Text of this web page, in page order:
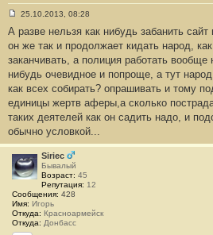
о
о
б
щ
н
и
#
5
9
25.10.2013, 08:28
А разве нельзя как нибудь забанить
он же так и продолжает кидать народ,
заканчивать, а полиция работать вообще
нибудь очевидное и попроще, а тут
как всех собирать? опрашивать и тому
единицы жертв аферы,а сколько
таких деятелей как он садить надо, и
обычно условкой...
Siriec
Бывалый
Возраст: 45
Репутация: 12
Сообщения: 428
Имя: Игорь
Откуда: Красноармейск
Откуда: Донбасс